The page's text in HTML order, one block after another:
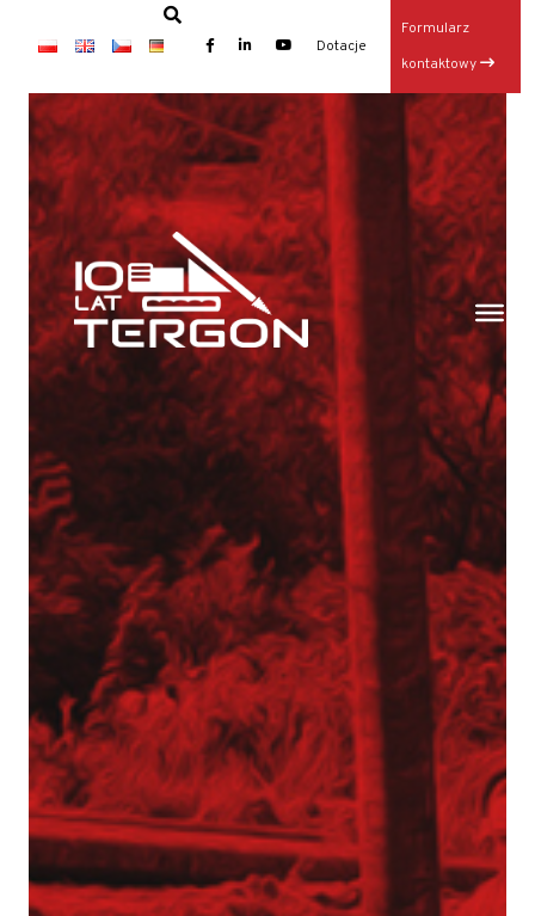
Dotacje
Formularz
kontaktowy×
Baza TERGON w dniu 14 lipca 2026
Wynajem maszyn
Jubileusz: 20-lecie KONKRET i 10-lecie TERGON
Operator Wiertnicy – Kotwiarki (K/M)
Galeria z otwarcia Bazy Sprzętu TERGON
Nasz najnowszy folder
Strona główna
Aktualności
Dotacje
Główna-old
Kariera
Młodszy mechanik / Serwisant maszyn
budowlanych (K/M)
Młodszy specjalista ds. bazy sprzętowej (K/M)
Praktyki (K/M) w Tergon!
Mechanik / serwisant (K/M)